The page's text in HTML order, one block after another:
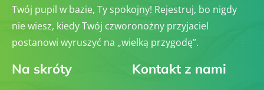
Twój pupil w bazie, Ty spokojny! Rejestruj, bo nigdy
nie wiesz, kiedy Twój czworonożny przyjaciel
postanowi wyruszyć na „wielką przygodę”.
Na skróty Kontakt z nami